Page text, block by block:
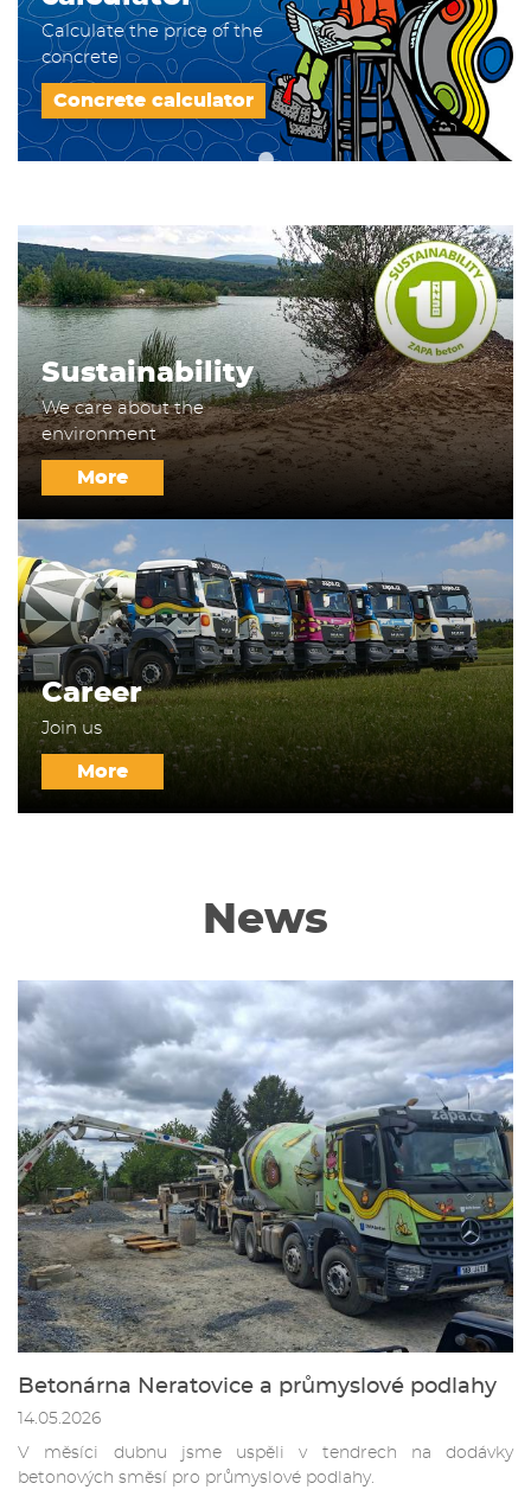
Calculate the price of the
concrete
Concrete calculator
Sustainability
We care about the
environment
More
Career
Join us
More
News
Betonárna Neratovice a průmyslové podlahy
14.05.2026
V měsíci dubnu jsme uspěli v tendrech na dodávky
betonových směsí pro průmyslové podlahy.